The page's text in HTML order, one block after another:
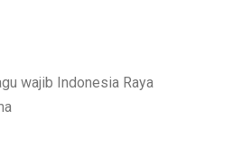
wajib Indonesia Raya